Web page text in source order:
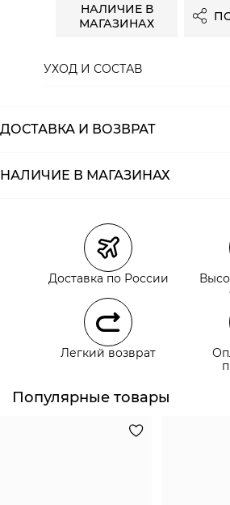
НАЛИЧИЕ В
МАГАЗИНАХ
УХОД И СОСТАВ
ДОСТАВКА И ВОЗВРАТ
Курьерская доставка СДЭК
Самовывоз из пункта выдачи СДЭК
Самовывоз из наших магазинов
Курьерская доставка СДЭК
Самовывоз из пункта выдачи
НАЛИЧИЕ В МАГАЗИНАХ
Доставка по России
Легкий возврат
Популярные товары